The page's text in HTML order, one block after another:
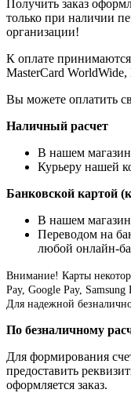
Получить заказ
только при наличии
организации!
К оплате
MasterCard
Вы можете оплатить
Наличный расчет
В нашем
Курьеру нашей
Банковской картой
В нашем
Переводом на
любой онлайн-
Внимание! Карты
Pay, Google Pay,
Для надежной
По безналичному
Для формирования
предоставить
оформляется заказ.